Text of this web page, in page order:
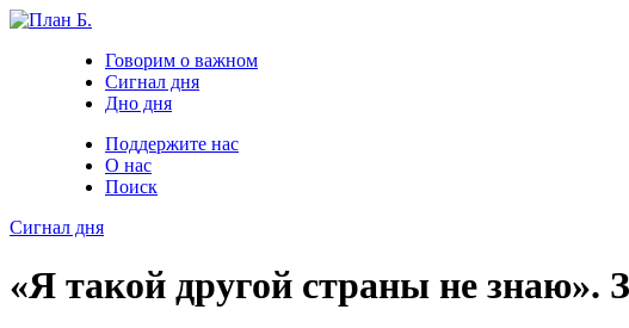
Говорим о важном
Сигнал дня
Дно дня
Поддержите нас
О нас
Поиск
Сигнал дня
«Я такой другой страны не знаю».